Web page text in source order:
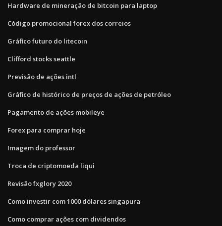
Hardware de mineração de bitcoin para laptop
Código promocional forex dos correios
Gráfico futuro do litecoin
Clifford stocks seattle
Previsão de ações intl
Gráfico de histórico de preços de ações de petróleo
Pagamento de ações mobileye
Forex para comprar hoje
Imagem do professor
Troca de criptomoeda liqui
Revisão fxglory 2020
Como investir com 1000 dólares singapura
Como comprar ações com dividendos